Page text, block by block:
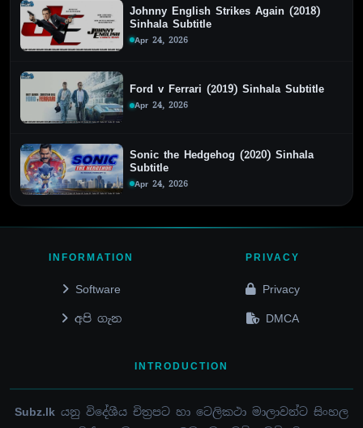
Johnny English Strikes Again (2018)
Sinhala Subtitle
Apr 24, 2026
Ford v Ferrari (2019) Sinhala Subtitle
Apr 24, 2026
Sonic the Hedgehog (2020) Sinhala
Subtitle
Apr 24, 2026
INFORMATION
Software
අපි ගැන
PRIVACY
Privacy
DMCA
INTRODUCTION
Subz.lk යනු විදේශීය චිත්‍රපට හා ටෙලිකථා මාලාවන්ට සිංහල